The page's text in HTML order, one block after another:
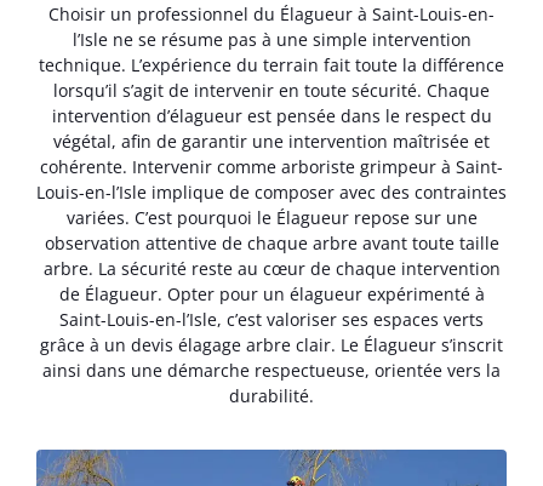
Choisir un professionnel du Élagueur à Saint-Louis-en-
l’Isle ne se résume pas à une simple intervention
technique. L’expérience du terrain fait toute la différence
lorsqu’il s’agit de intervenir en toute sécurité. Chaque
intervention d’élagueur est pensée dans le respect du
végétal, afin de garantir une intervention maîtrisée et
cohérente. Intervenir comme arboriste grimpeur à Saint-
Louis-en-l’Isle implique de composer avec des contraintes
variées. C’est pourquoi le Élagueur repose sur une
observation attentive de chaque arbre avant toute taille
arbre. La sécurité reste au cœur de chaque intervention
de Élagueur. Opter pour un élagueur expérimenté à
Saint-Louis-en-l’Isle, c’est valoriser ses espaces verts
grâce à un devis élagage arbre clair. Le Élagueur s’inscrit
ainsi dans une démarche respectueuse, orientée vers la
durabilité.